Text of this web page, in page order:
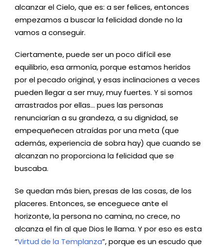
alcanzar el Cielo, que es: a ser felices, entonces
empezamos a buscar la felicidad donde no la
vamos a conseguir.
Ciertamente, puede ser un poco difícil ese
equilibrio, esa armonía, porque estamos heridos
por el pecado original, y esas inclinaciones a veces
pueden llegar a ser muy, muy fuertes. Y si somos
arrastrados por ellas… pues las personas
renunciarían a su grandeza, a su dignidad, se
empequeñecen atraídas por una meta (que
además, experiencia de sobra hay) que cuando se
alcanzan no proporciona la felicidad que se
buscaba.
Se quedan más bien, presas de las cosas, de los
placeres. Entonces, se enceguece ante el
horizonte, la persona no camina, no crece, no
alcanza el fin al que Dios le llama. Y por eso es esta
“Virtud de la Templanza”, porque es un escudo que